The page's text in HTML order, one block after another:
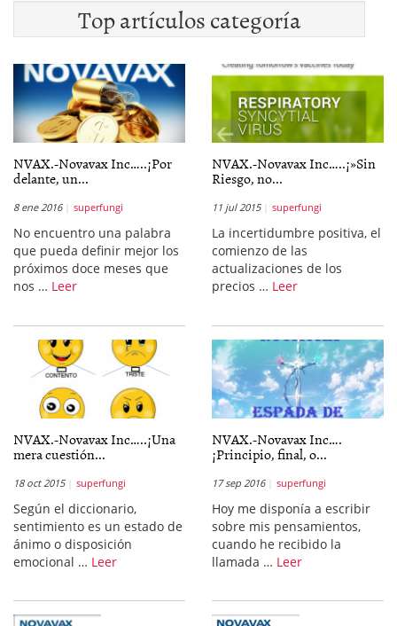
Top artículos categoría
NVAX.-Novavax Inc…..¡Por
delante, un...
8 ene 2016 superfungi
No encuentro una palabra
que pueda definir mejor los
próximos doce meses que
nos … Leer
NVAX.-Novavax Inc…..¡»Sin
Riesgo, no...
11 jul 2015 superfungi
La incertidumbre positiva, el
comienzo de las
actualizaciones de los
precios … Leer
NVAX.-Novavax Inc…..¡Una
mera cuestión...
18 oct 2015 superfungi
Según el diccionario,
sentimiento es un estado de
ánimo o disposición
emocional … Leer
NVAX.-Novavax Inc….
¡Principio, final, o...
17 sep 2016 superfungi
Hoy me disponía a escribir
sobre mis pensamientos,
cuando he recibido la
llamada … Leer